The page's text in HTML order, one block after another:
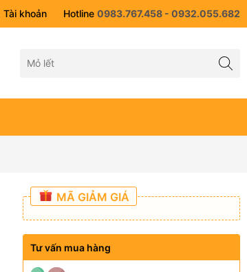
Tài khoản Hotline 0983.767.458 - 0932.055.682
MÃ GIẢM GIÁ
Tư vấn mua hàng